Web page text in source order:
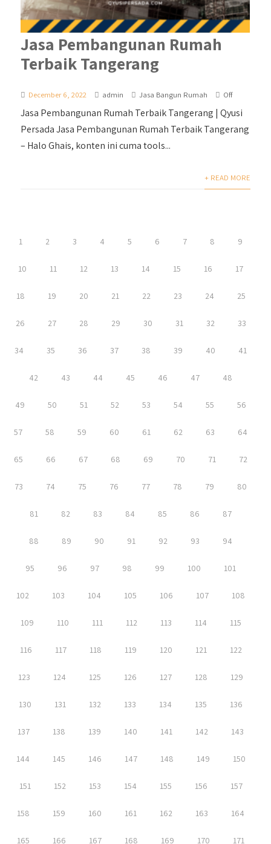
Jasa Pembangunan Rumah
Terbaik Tangerang
December 6, 2022 admin Jasa Bangun Rumah Off
Jasa Pembangunan Rumah Terbaik Tangerang | Qyusi
Persada Jasa Pembangunan Rumah Terbaik Tangerang
– Halo Ghais, konten ini cuma tools...
+ READ MORE
1 2 3 4 5 6 7 8 9
10 11 12 13 14 15 16 17
18 19 20 21 22 23 24 25
26 27 28 29 30 31 32 33
34 35 36 37 38 39 40 41
42 43 44 45 46 47 48
49 50 51 52 53 54 55 56
57 58 59 60 61 62 63 64
65 66 67 68 69 70 71 72
73 74 75 76 77 78 79 80
81 82 83 84 85 86 87
88 89 90 91 92 93 94
95 96 97 98 99 100 101
102 103 104 105 106 107 108
109 110 111 112 113 114 115
116 117 118 119 120 121 122
123 124 125 126 127 128 129
130 131 132 133 134 135 136
137 138 139 140 141 142 143
144 145 146 147 148 149 150
151 152 153 154 155 156 157
158 159 160 161 162 163 164
165 166 167 168 169 170 171